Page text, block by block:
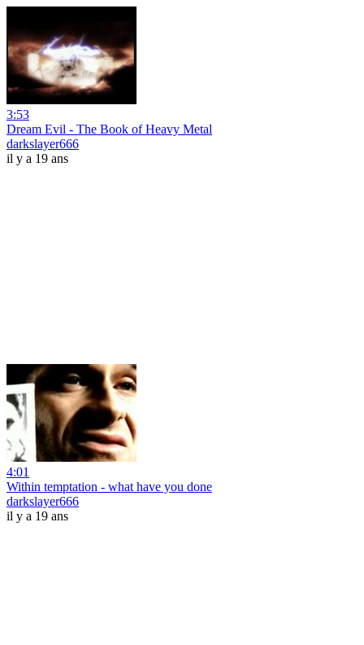
3:53
Dream Evil - The Book of Heavy Metal
darkslayer666
il y a 19 ans
4:01
Within temptation - what have you done
darkslayer666
il y a 19 ans